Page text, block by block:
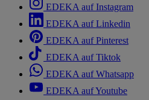
EDEKA auf Instagram
EDEKA auf Linkedin
EDEKA auf Pinterest
EDEKA auf Tiktok
EDEKA auf Whatsapp
EDEKA auf Youtube